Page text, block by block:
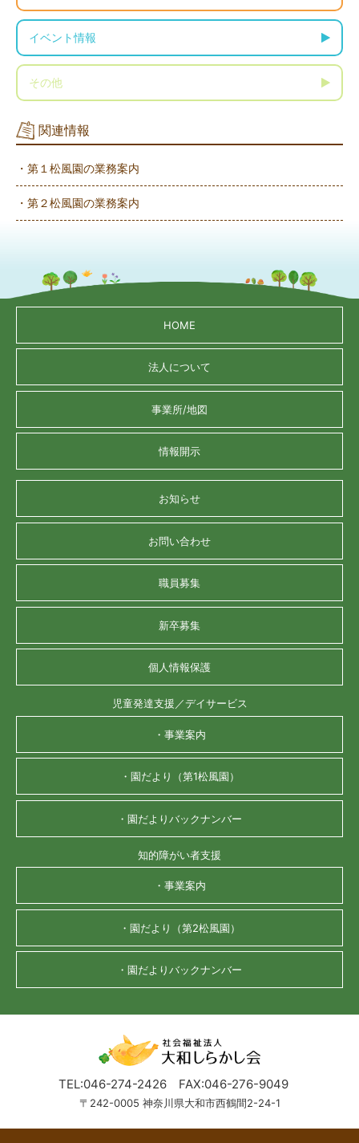
イベント情報
その他
関連情報
・第１松風園の業務案内
・第２松風園の業務案内
HOME
法人について
事業所/地図
情報開示
お知らせ
お問い合わせ
職員募集
新卒募集
個人情報保護
児童発達支援／デイサービス
・事業案内
・園だより（第1松風園）
・園だよりバックナンバー
知的障がい者支援
・事業案内
・園だより（第2松風園）
・園だよりバックナンバー
TEL:046-274-2426 FAX:046-276-9049
〒242-0005 神奈川県大和市西鶴間2-24-1